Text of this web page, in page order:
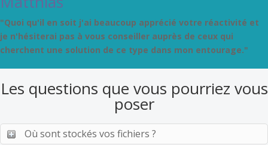
"Quoi qu'il en soit j'ai beaucoup apprécié votre réactivité et
je n'hésiterai pas à vous conseiller auprès de ceux qui
cherchent une solution de ce type dans mon entourage."
Les questions que vous pourriez vous
poser
Où sont stockés vos fichiers ?